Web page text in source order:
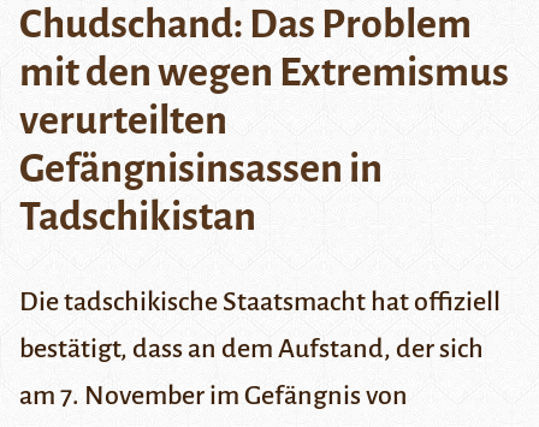
Chudschand: Das Problem
mit den wegen Extremismus
verurteilten
Gefängnisinsassen in
Tadschikistan
Die tadschikische Staatsmacht hat offiziell
bestätigt, dass an dem Aufstand, der sich
am 7. November im Gefängnis von